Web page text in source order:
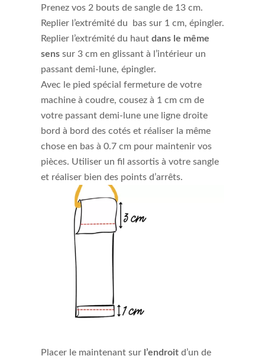
Prenez vos 2 bouts de sangle de 13 cm.
Replier l’extrémité du bas sur 1 cm, épingler.
Replier l’extrémité du haut dans le même
sens sur 3 cm en glissant à l’intérieur un
passant demi-lune, épingler.
Avec le pied spécial fermeture de votre
machine à coudre, cousez à 1 cm cm de
votre passant demi-lune une ligne droite
bord à bord des cotés et réaliser la même
chose en bas à 0.7 cm pour maintenir vos
pièces. Utiliser un fil assortis à votre sangle
et réaliser bien des points d’arrêts.
Placer le maintenant sur l’endroit d’un de